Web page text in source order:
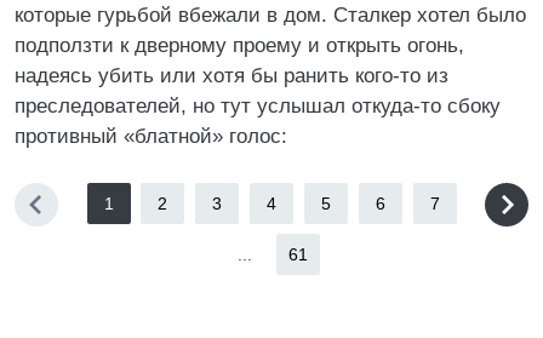
которые гурьбой вбежали в дом. Сталкер хотел было
подползти к дверному проему и открыть огонь,
надеясь убить или хотя бы ранить кого-то из
преследователей, но тут услышал откуда-то сбоку
противный «блатной» голос:
1 2 3 4 5 6 7
61